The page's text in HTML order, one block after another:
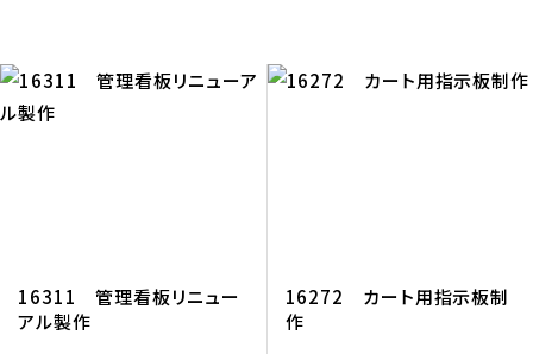
16311 管理看板リニュー
アル製作
16272 カート用指示板制
作